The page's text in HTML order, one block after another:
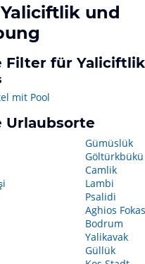
Yaliciftlik und
Filter für Yaliciftlik
mit Pool
Urlaubsorte
Gümüslük
Göltürkbükü
Camlik
Lambi
Psalidi
Aghios Fokas
Bodrum
Yalikavak
Güllük